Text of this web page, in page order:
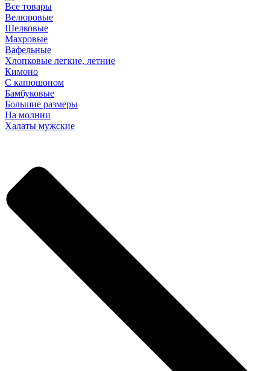
Все товары
Велюровые
Шелковые
Махровые
Вафельные
Хлопковые легкие, летние
Кимоно
С капюшоном
Бамбуковые
Большие размеры
На молнии
Халаты мужские